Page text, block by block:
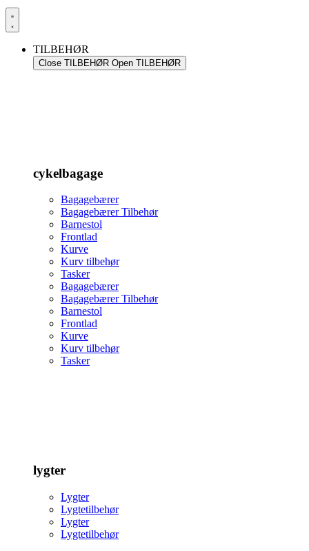
TILBEHØR
Close TILBEHØR Open TILBEHØR
cykelbagage
Bagagebærer
Bagagebærer Tilbehør
Barnestol
Frontlad
Kurve
Kurv tilbehør
Tasker
Bagagebærer
Bagagebærer Tilbehør
Barnestol
Frontlad
Kurve
Kurv tilbehør
Tasker
lygter
Lygter
Lygtetilbehør
Lygter
Lygtetilbehør